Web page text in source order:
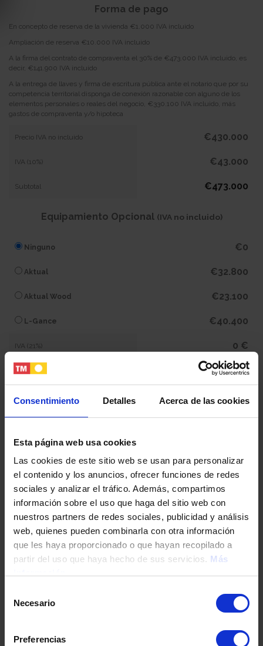
Consentimiento Detalles Acerca de las cookies
Esta página web usa cookies
Las cookies de este sitio web se usan para personalizar
el contenido y los anuncios, ofrecer funciones de redes
sociales y analizar el tráfico. Además, compartimos
información sobre el uso que haga del sitio web con
nuestros partners de redes sociales, publicidad y análisis
web, quienes pueden combinarla con otra información
que les haya proporcionado o que hayan recopilado a
partir del uso que haya hecho de sus servicios. Más
Necesario
Preferencias
Tu nombre y apellidos
Tu email
Tu teléfono
Fecha de nacimiento
Forma de pago
En concepto de reserva de la vivienda €1.000 IVA incluido
Ampliación de reserva €10.000 IVA incluido
A la firma del contrato de compraventa el 30% de €473.000 IVA incluido, es
decir, €141.900 IVA incluido
A la entrega de llaves y firma de escritura pública ante el notario que por su
competencia territorial disponga de conexión razonable con alguno de los
elementos personales o reales del negocio, €330.100 IVA incluido, más
gastos de compraventa y/o hipoteca
Precio IVA no incluido €430.000
IVA (10%) €43.000
Subtotal €473.000
Equipamiento Opcional (IVA no incluido)
Ninguno €0
Aktual €32.800
Aktual Wood €23.100
L-Gance €40.400
IVA (21%) 0 €
Subtotal 0 €
473.000 €